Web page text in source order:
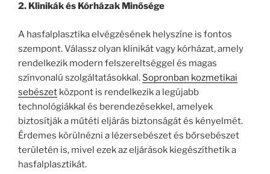
2. Klinikák és Kórházak Minősége
A hasfalplasztika elvégzésének helyszíne is fontos
szempont. Válassz olyan klinikát vagy kórházat, amely
rendelkezik modern felszereltséggel és magas
színvonalú szolgáltatásokkal. Sopronban kozmetikai
sebészet központ is rendelkezik a legújabb
technológiákkal és berendezésekkel, amelyek
biztosítják a műtéti eljárás biztonságát és kényelmét.
Érdemes körülnézni a lézersebészet és bőrsebészet
területén is, mivel ezek az eljárások kiegészíthetik a
hasfalplasztikát.